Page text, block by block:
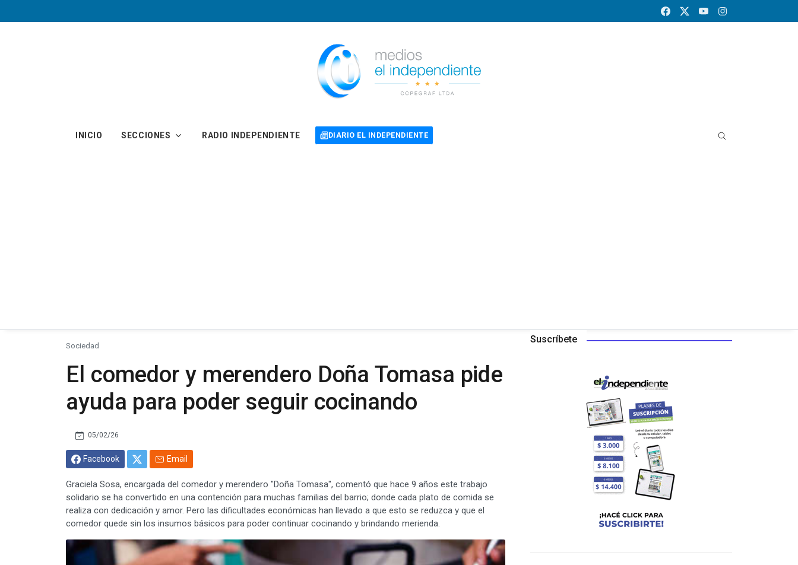
INICIO SECCIONES RADIO INDEPENDIENTE DIARIO EL INDEPENDIENTE
Sociedad
El comedor y merendero Doña Tomasa pide
ayuda para poder seguir cocinando
05/02/26
Facebook Email
Graciela Sosa, encargada del comedor y merendero "Doña Tomasa", comentó que hace 9 años este trabajo
solidario se ha convertido en una contención para muchas familias del barrio; donde cada plato de comida se
realiza con dedicación y amor. Pero las dificultades económicas han llevado a que esto se reduzca y que el
comedor quede sin los insumos básicos para poder continuar cocinando y brindando merienda.
Suscríbete